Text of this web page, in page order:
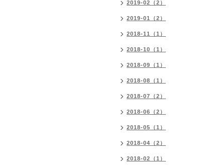
2019-02（2）
2019-01（2）
2018-11（1）
2018-10（1）
2018-09（1）
2018-08（1）
2018-07（2）
2018-06（2）
2018-05（1）
2018-04（2）
2018-02（1）